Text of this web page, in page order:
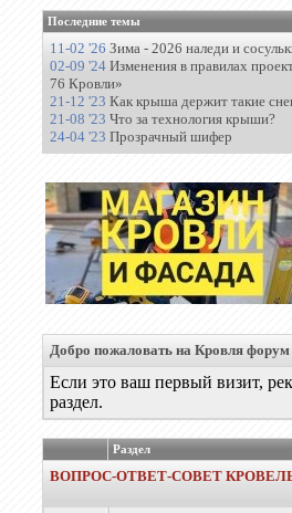
Последние темы
11-02 '26 Зима - 2026 наледи и
02-09 '24 Изменения в правилах
76 Кровли»
21-12 '23 Как крыша держит такие
21-08 '23 Что за технология крыши?
24-04 '23 Прозрачный шифер
Добро пожаловать на Кровля
Если это ваш первый визит,
раздел.
Раздел
ВОПРОС-ОТВЕТ-СОВЕТ